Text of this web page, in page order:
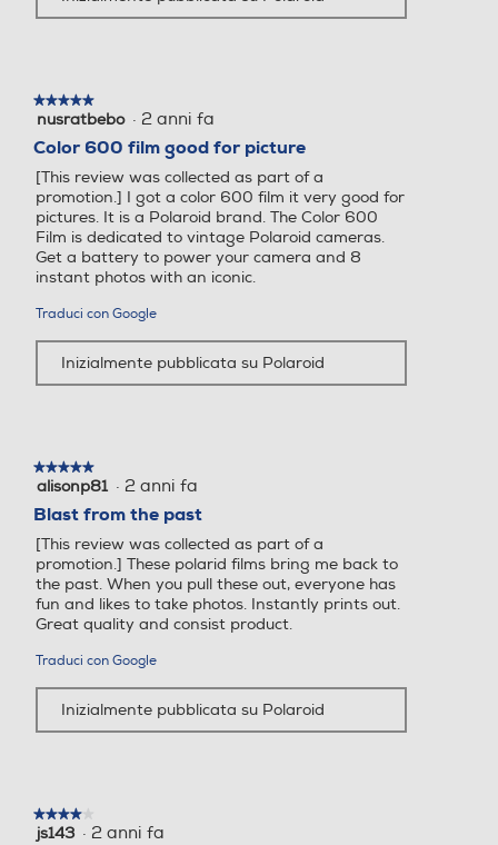
★★★★★
★★★★★
5
5
stelle.
nusratbebo · 2 anni fa
Color 600 film good for picture
[This review was collected as part of a
promotion.] I got a color 600 film it very good for
pictures. It is a Polaroid brand. The Color 600
Film is dedicated to vintage Polaroid cameras.
Get a battery to power your camera and 8
instant photos with an iconic.
Traduci con Google
Inizialmente pubblicata su Polaroid
★★★★★
★★★★★
5
5
stelle.
alisonp81 · 2 anni fa
Blast from the past
[This review was collected as part of a
promotion.] These polarid films bring me back to
the past. When you pull these out, everyone has
fun and likes to take photos. Instantly prints out.
Great quality and consist product.
Traduci con Google
Inizialmente pubblicata su Polaroid
★★★★★
★★★★★
4js143 · 2 anni fa